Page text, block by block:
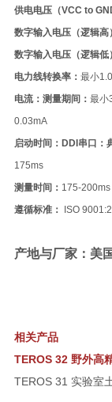
供电电压（VCC to
数字输入电压（逻辑高
数字输入电压（逻辑低
电力线转换率： 最小
电流：测量期间： 最小
0.03mA
启动时间：DDI串口：
175ms
测量时间： 175-200ms
遵循标准： ISO
产地与厂家： 美
相关产品
TEROS 32 野外高
TEROS 31 实验室